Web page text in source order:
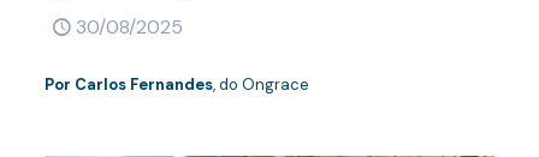
30/08/2025
Por Carlos Fernandes, do Ongrace